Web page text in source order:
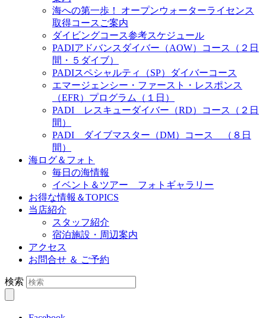
海への第一歩！ オープンウォーターライセンス
取得コースご案内
ダイビングコース参考スケジュール
PADIアドバンスダイバー（AOW）コース（２日
間・５ダイブ）
PADIスペシャルティ（SP）ダイバーコース
エマージェンシー・ファースト・レスポンス
（EFR）プログラム（１日）
PADI レスキューダイバー（RD）コース（２日
間）
PADI ダイブマスター（DM）コース （８日
間）
海ログ＆フォト
毎日の海情報
イベント＆ツアー フォトギャラリー
お得な情報＆TOPICS
当店紹介
スタッフ紹介
宿泊施設・周辺案内
アクセス
お問合せ ＆ ご予約
検索